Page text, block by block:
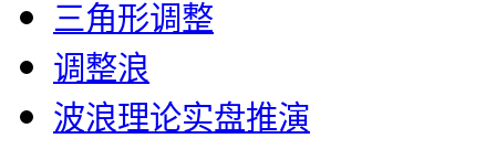
三角形调整
调整浪
波浪理论实盘推演